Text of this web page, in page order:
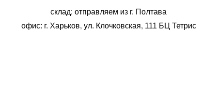
склад: отправляем из г. Полтава
офис: г. Харьков, ул. Клочковская, 111 БЦ Тетрис